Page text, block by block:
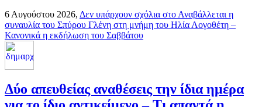
6 Αυγούστου 2026, Δεν υπάρχουν σχόλια στο Αναβάλλεται η
συναυλία του Σπύρου Γλένη στη μνήμη του Ηλία Λογοθέτη –
Κανονικά η εκδήλωση του Σαββάτου
Δύο απευθείας αναθέσεις την ίδια ημέρα